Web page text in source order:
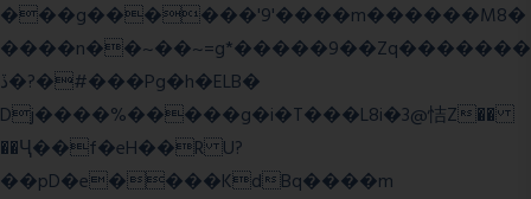
���g������'9'����m������M8�
����n��~��~=g*�����9��Zq�������
ڏ�?�#���Pg�h�ELB�
Dj����%�����g�i�T���L8i�3@恄Z��
��Ҷ��f�eH��R U?
��pD�e����KdBq����m